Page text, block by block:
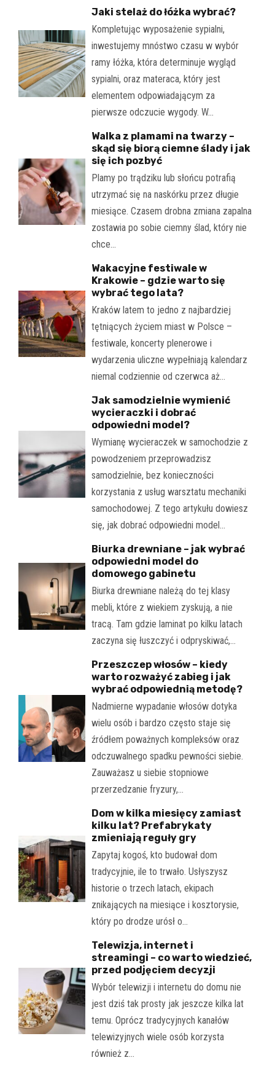
Jaki stelaż do łóżka wybrać?
Kompletując wyposażenie sypialni,
inwestujemy mnóstwo czasu w wybór
ramy łóżka, która determinuje wygląd
sypialni, oraz materaca, który jest
elementem odpowiadającym za
pierwsze odczucie wygody. W…
Walka z plamami na twarzy –
skąd się biorą ciemne ślady i jak
się ich pozbyć
Plamy po trądziku lub słońcu potrafią
utrzymać się na naskórku przez długie
miesiące. Czasem drobna zmiana zapalna
zostawia po sobie ciemny ślad, który nie
chce…
Wakacyjne festiwale w
Krakowie – gdzie warto się
wybrać tego lata?
Kraków latem to jedno z najbardziej
tętniących życiem miast w Polsce –
festiwale, koncerty plenerowe i
wydarzenia uliczne wypełniają kalendarz
niemal codziennie od czerwca aż…
Jak samodzielnie wymienić
wycieraczki i dobrać
odpowiedni model?
Wymianę wycieraczek w samochodzie z
powodzeniem przeprowadzisz
samodzielnie, bez konieczności
korzystania z usług warsztatu mechaniki
samochodowej. Z tego artykułu dowiesz
się, jak dobrać odpowiedni model…
Biurka drewniane – jak wybrać
odpowiedni model do
domowego gabinetu
Biurka drewniane należą do tej klasy
mebli, które z wiekiem zyskują, a nie
tracą. Tam gdzie laminat po kilku latach
zaczyna się łuszczyć i odpryskiwać,…
Przeszczep włosów – kiedy
warto rozważyć zabieg i jak
wybrać odpowiednią metodę?
Nadmierne wypadanie włosów dotyka
wielu osób i bardzo często staje się
źródłem poważnych kompleksów oraz
odczuwalnego spadku pewności siebie.
Zauważasz u siebie stopniowe
przerzedzanie fryzury,…
Dom w kilka miesięcy zamiast
kilku lat? Prefabrykaty
zmieniają reguły gry
Zapytaj kogoś, kto budował dom
tradycyjnie, ile to trwało. Usłyszysz
historie o trzech latach, ekipach
znikających na miesiące i kosztorysie,
który po drodze urósł o…
Telewizja, internet i
streamingi – co warto wiedzieć,
przed podjęciem decyzji
Wybór telewizji i internetu do domu nie
jest dziś tak prosty jak jeszcze kilka lat
temu. Oprócz tradycyjnych kanałów
telewizyjnych wiele osób korzysta
również z…